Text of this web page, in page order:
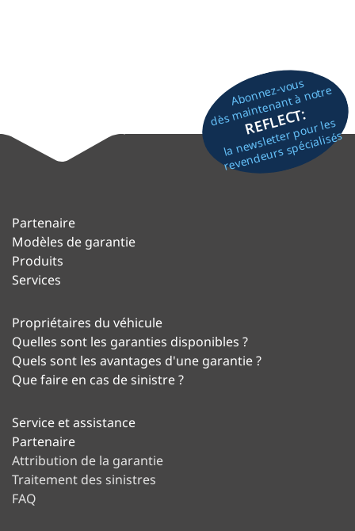
Abonnez-vous
dès maintenant à notre
REFLECT:
la newsletter pour les
revendeurs spécialisés
Partenaire
Modèles de garantie
Produits
Services
Propriétaires du véhicule
Quelles sont les garanties disponibles ?
Quels sont les avantages d'une garantie ?
Que faire en cas de sinistre ?
Service et assistance
Partenaire
Attribution de la garantie
Traitement des sinistres
FAQ